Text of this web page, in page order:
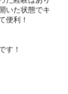
いた状態でキ
便利！
す！